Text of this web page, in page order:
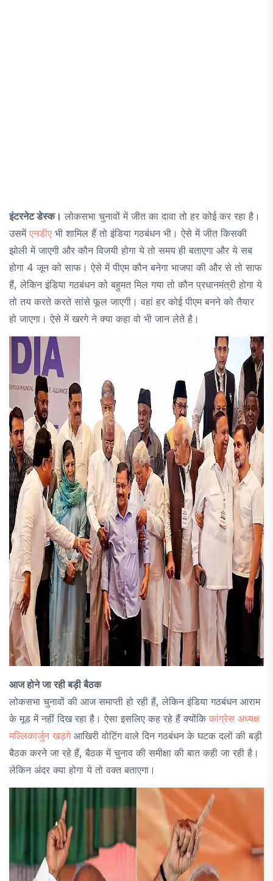
इंटरनेट डेस्क। लोकसभा चुनावों में जीत का दावा तो हर कोई कर रहा है।
उसमें एनडीए भी शामिल हैं तो इंडिया गठबंधन भी। ऐसे में जीत किसकी
झोली में जाएगी और कौन विजयी होगा ये तो समय ही बताएगा और ये सब
होगा 4 जून को साफ। ऐसे में पीएम कौन बनेगा भाजपा की और से तो साफ
हैं, लेकिन इंडिया गठबंधन को बहुमत मिल गया तो कौन प्रधानमंत्री होगा ये
तो तय करते करते सांसे फूल जाएगी। वहां हर कोई पीएम बनने को तैयार
हो जाएगा। ऐसे में खरगे ने क्या कहा वो भी जान लेते है।
आज होने जा रही बड़ी बैठक
लोकसभा चुनावों की आज समाप्ती हो रही हैं, लेकिन इंडिया गठबंधन आराम
के मूड में नहीं दिख रहा है। ऐसा इसलिए कह रहे हैं क्योंकि कांग्रेस अध्यक्ष
मल्लिकार्जुन खड़गे आखिरी वोटिंग वाले दिन गठबंधन के घटक दलों की बड़ी
बैठक करने जा रहे हैं, बैठक में चुनाव की समीक्षा की बात कही जा रही है।
लेकिन अंदर क्या होगा ये तो वक्त बताएगा।